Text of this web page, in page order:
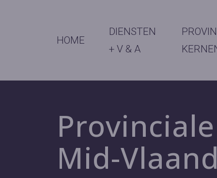
HOME
DIENSTEN
+ V & A
Mid-